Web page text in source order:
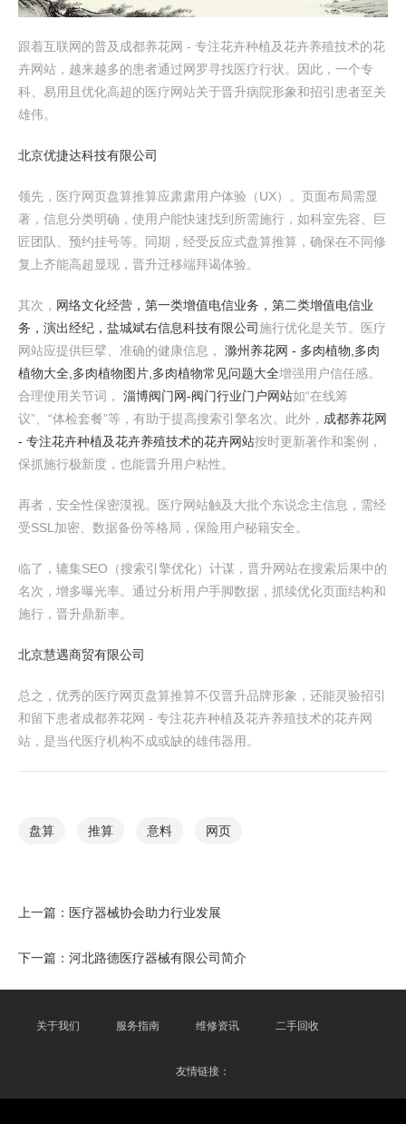
跟着互联网的普及成都养花网 - 专注花卉种植及花卉养殖技术的花
卉网站，越来越多的患者通过网罗寻找医疗行状。因此，一个专
科、易用且优化高超的医疗网站关于晋升病院形象和招引患者至关
雄伟。
北京优捷达科技有限公司
领先，医疗网页盘算推算应肃肃用户体验（UX）。页面布局需显
著，信息分类明确，使用户能快速找到所需施行，如科室先容、巨
匠团队、预约挂号等。同期，经受反应式盘算推算，确保在不同修
复上齐能高超显现，晋升迁移端拜谒体验。
其次， 网络文化经营，第一类增值电信业务，第二类增值电信业
务，演出经纪，盐城斌右信息科技有限公司施行优化是关节。医疗
网站应提供巨擘、准确的健康信息， 滁州养花网 - 多肉植物,多肉
植物大全,多肉植物图片,多肉植物常见问题大全增强用户信任感。
合理使用关节词， 淄博阀门网-阀门行业门户网站如“在线筹
议”、“体检套餐”等，有助于提高搜索引擎名次。此外， 成都养花网
- 专注花卉种植及花卉养殖技术的花卉网站按时更新著作和案例，
保抓施行极新度，也能晋升用户粘性。
再者，安全性保密漠视。医疗网站触及大批个东说念主信息，需经
受SSL加密、数据备份等格局，保险用户秘籍安全。
临了，辘集SEO（搜索引擎优化）计谋，晋升网站在搜索后果中的
名次，增多曝光率。通过分析用户手脚数据，抓续优化页面结构和
施行，晋升鼎新率。
北京慧遇商贸有限公司
总之，优秀的医疗网页盘算推算不仅晋升品牌形象，还能灵验招引
和留下患者成都养花网 - 专注花卉种植及花卉养殖技术的花卉网
站，是当代医疗机构不成或缺的雄伟器用。
盘算 推算 意料 网页
上一篇： 医疗器械协会助力行业发展
下一篇： 河北路德医疗器械有限公司简介
关于我们 服务指南 维修资讯 二手回收
友情链接：